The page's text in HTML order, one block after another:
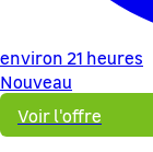
environ 21 heures
Nouveau
Voir l'offre